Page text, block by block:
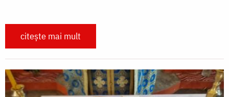
citește mai mult